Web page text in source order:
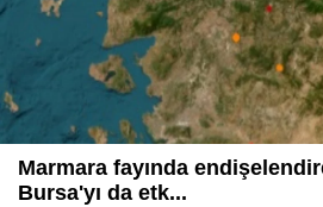
Marmara fayında
Bursa'yı da etk...